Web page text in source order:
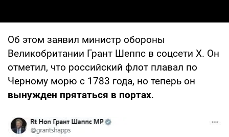
Об этом заявил министр обороны
Великобритании Грант Шеппс в соцсети Х. Он
отметил, что российский флот плавал по
Черному морю с 1783 года, но теперь он
вынужден прятаться в портах.